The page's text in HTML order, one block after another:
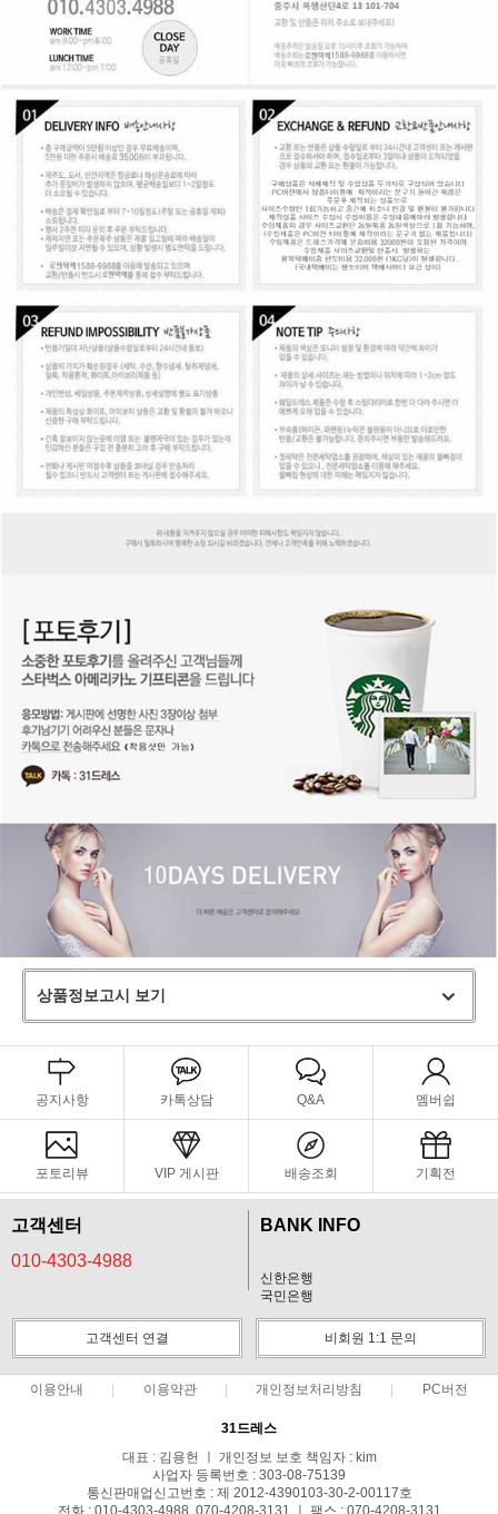
상품정보고시 보기
공지사항 카톡상담 Q&A 멤버쉽
포토리뷰 VIP 게시판 배송조회 기획전
고객센터
010-4303-4988
BANK INFO
신한은행
국민은행
고객센터 연결 비회원 1:1 문의
이용안내 이용약관 개인정보처리방침 PC버전
31드레스
대표 : 김용헌 ㅣ 개인정보 보호 책임자 : kim
사업자 등록번호 : 303-08-75139
통신판매업신고번호 : 제 2012-4390103-30-2-00117호
전화 : 010-4303-4988, 070-4208-3131 ㅣ 팩스 : 070-4208-3131